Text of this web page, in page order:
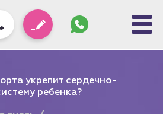
укрепит сердечно-
ребенка?